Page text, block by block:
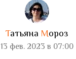
Татьяна Мороз
13 фев. 2023 в 07:00